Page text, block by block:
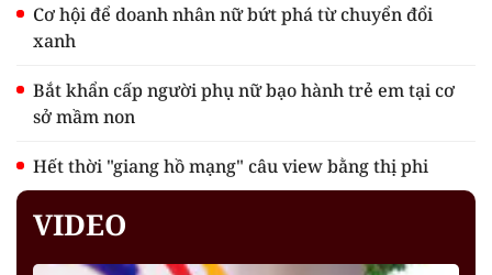
Cơ hội để doanh nhân nữ bứt phá từ chuyển đổi
xanh
Bắt khẩn cấp người phụ nữ bạo hành trẻ em tại cơ
sở mầm non
Hết thời "giang hồ mạng" câu view bằng thị phi
VIDEO